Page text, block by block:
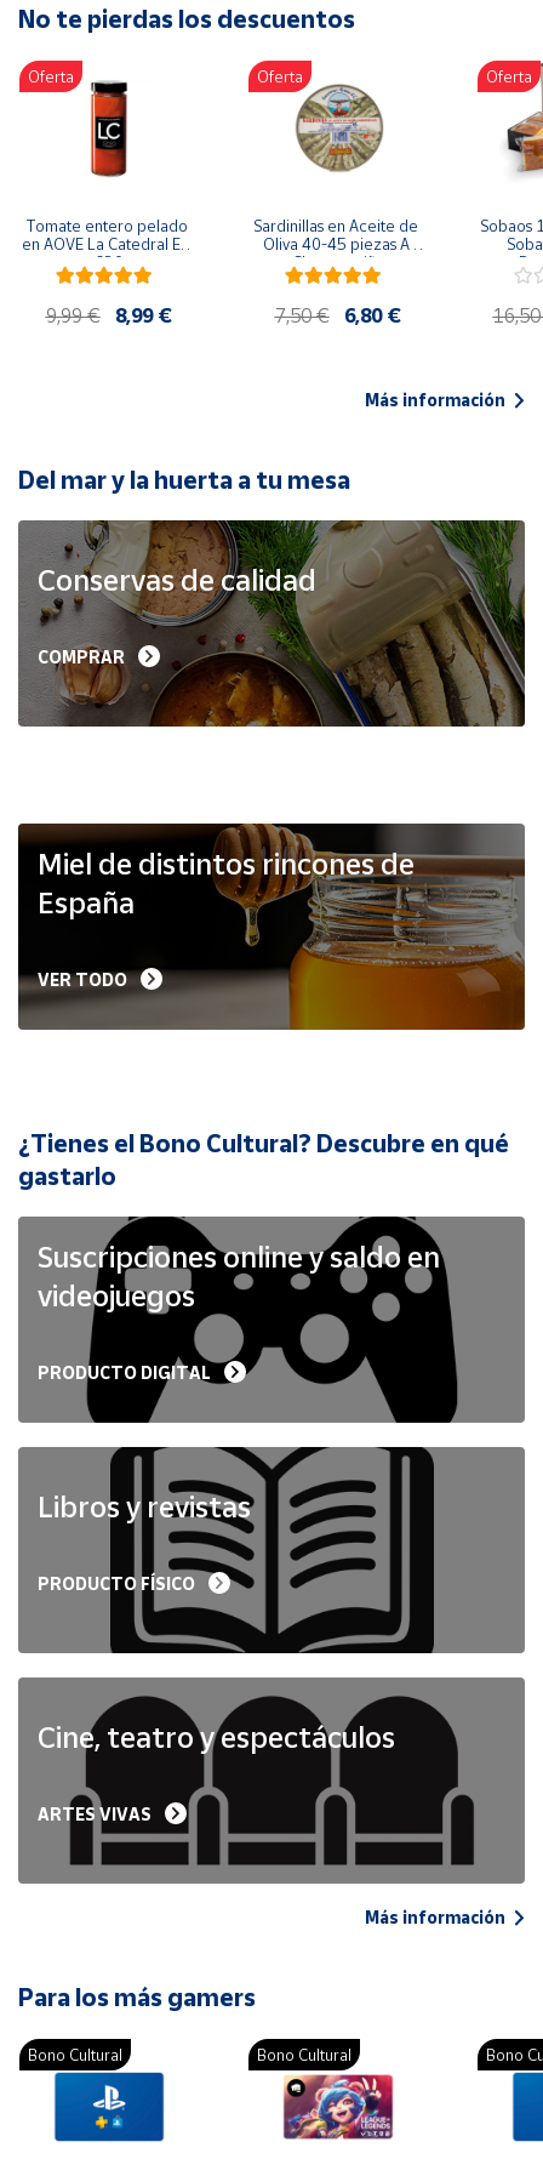
Artesanía
Oficina y
Papelería
Para Canarias,
Ceuta y Melilla
populares
Bono
Cultural
de Correos
Market
Productos
Solidarios
Ayuda
Vendedores
Mapa de
Hazte
vendedor
Cuenta
Ubicación
Península
Baleares
Melilla
No te pierdas los descuentos
Oferta
Tomate entero pelado
en AOVE La Catedral ER-
630
9,99 € 8,99 €
Oferta
Sardinillas en Aceite de
Oliva 40-45 piezas A
Churrusquiña
7,50 € 6,80 €
Oferta
Sobaos
Más información
Del mar y la huerta a tu mesa
Conservas de calidad
COMPRAR
Miel de distintos rincones de
España
VER TODO
¿Tienes el Bono Cultural? Descubre en qué
gastarlo
Suscripciones online y saldo en
videojuegos
PRODUCTO DIGITAL
Libros y revistas
PRODUCTO FÍSICO
Cine, teatro y espectáculos
ARTES VIVAS
Más información
Para los más gamers
Bono Cultural Bono Cultural Bono